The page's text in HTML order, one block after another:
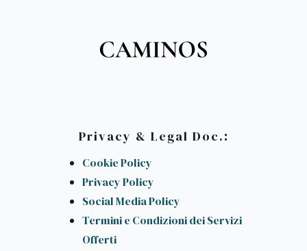
Privacy & Legal Doc.:
Cookie Policy
Privacy Policy
Social Media Policy
Termini e Condizioni dei Servizi
Offerti